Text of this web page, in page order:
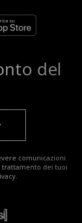
del
comunicazioni
trattamento dei tuoi
.